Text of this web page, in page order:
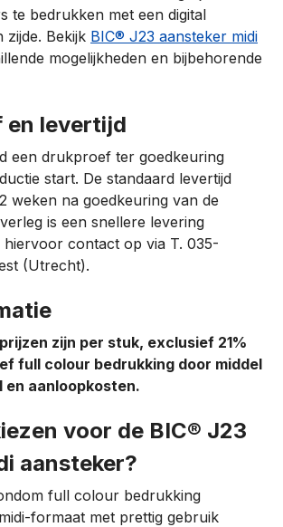
te bedrukken met een digital
Bekijk BIC® J23 aansteker midi
mogelijkheden en bijbehorende
en levertijd
een drukproef ter goedkeuring
start. De standaard levertijd
weken na goedkeuring van de
is een snellere levering
hiervoor contact op via T. 035-
(Utrecht).
zijn per stuk, exclusief 21%
full colour bedrukking door middel
en aanloopkosten.
voor de BIC® J23
aansteker?
full colour bedrukking
formaat met prettig gebruik